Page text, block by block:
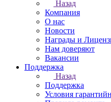
Назад
Компания
О нас
Новости
Награды и
Нам доверяют
Вакансии
Поддержка
Назад
Поддержка
Условия